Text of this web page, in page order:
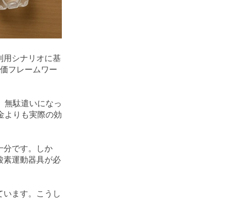
用シナリオに基
フレームワー
無駄遣いになっ
よりも実際の効
分です。しか
素運動器具が必
います。こうし